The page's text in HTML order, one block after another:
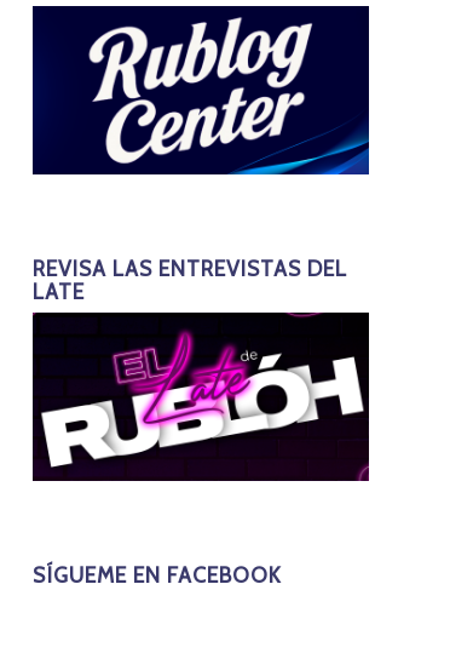
REVISA LAS ENTREVISTAS DEL
LATE
SÍGUEME EN FACEBOOK